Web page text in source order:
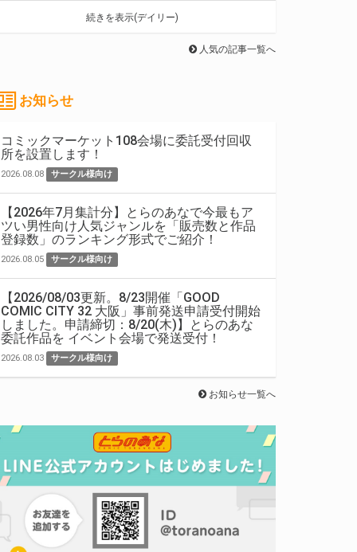
続きを表示(デイリー)
人気の記事一覧へ
お知らせ
コミックマーケット108会場に委託受付回収
所を設置します！
2026.08.08 サークル様向け
【2026年7月集計分】とらのあなで今最もア
ツい男性向け人気ジャンルを「販売数と作品
登録数」のランキング形式でご紹介！
2026.08.05 サークル様向け
【2026/08/03更新。8/23開催「GOOD
COMIC CITY 32 大阪」事前発送申請受付開始
しました。申請締切：8/20(木)】とらのあな
委託作品を イベント会場で発送受付！
2026.08.03 サークル様向け
お知らせ一覧へ